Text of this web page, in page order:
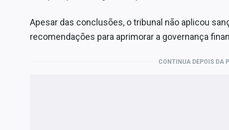
Apesar das conclusões, o tribunal não aplicou
recomendações para aprimorar a governança
CONTINUA DEPOIS DA